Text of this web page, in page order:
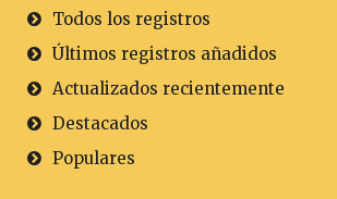
Todos los registros
Últimos registros añadidos
Actualizados recientemente
Destacados
Populares